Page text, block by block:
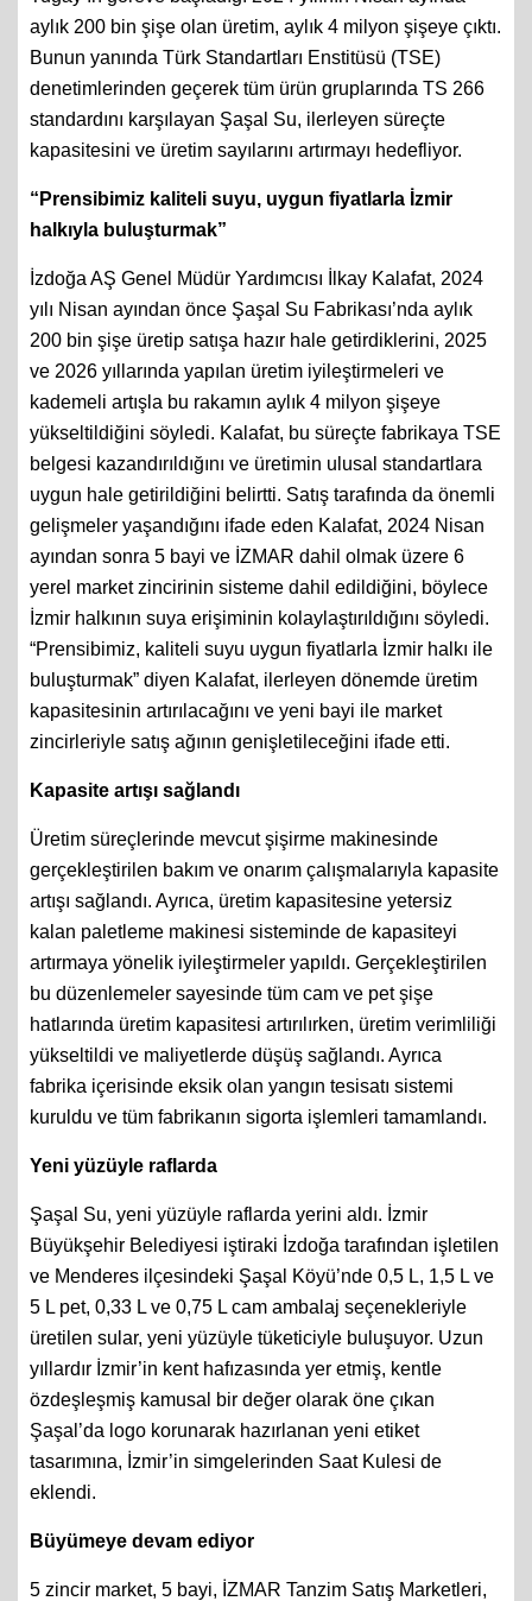
aylık 200 bin şişe olan üretim, aylık 4 milyon şişeye çıktı.
Bunun yanında Türk Standartları Enstitüsü (TSE)
denetimlerinden geçerek tüm ürün gruplarında TS 266
standardını karşılayan Şaşal Su, ilerleyen süreçte
kapasitesini ve üretim sayılarını artırmayı hedefliyor.
“Prensibimiz kaliteli suyu, uygun fiyatlarla İzmir
halkıyla buluşturmak”
İzdoğa AŞ Genel Müdür Yardımcısı İlkay Kalafat, 2024
yılı Nisan ayından önce Şaşal Su Fabrikası’nda aylık
200 bin şişe üretip satışa hazır hale getirdiklerini, 2025
ve 2026 yıllarında yapılan üretim iyileştirmeleri ve
kademeli artışla bu rakamın aylık 4 milyon şişeye
yükseltildiğini söyledi. Kalafat, bu süreçte fabrikaya TSE
belgesi kazandırıldığını ve üretimin ulusal standartlara
uygun hale getirildiğini belirtti. Satış tarafında da önemli
gelişmeler yaşandığını ifade eden Kalafat, 2024 Nisan
ayından sonra 5 bayi ve İZMAR dahil olmak üzere 6
yerel market zincirinin sisteme dahil edildiğini, böylece
İzmir halkının suya erişiminin kolaylaştırıldığını söyledi.
“Prensibimiz, kaliteli suyu uygun fiyatlarla İzmir halkı ile
buluşturmak” diyen Kalafat, ilerleyen dönemde üretim
kapasitesinin artırılacağını ve yeni bayi ile market
zincirleriyle satış ağının genişletileceğini ifade etti.
Kapasite artışı sağlandı
Üretim süreçlerinde mevcut şişirme makinesinde
gerçekleştirilen bakım ve onarım çalışmalarıyla kapasite
artışı sağlandı. Ayrıca, üretim kapasitesine yetersiz
kalan paletleme makinesi sisteminde de kapasiteyi
artırmaya yönelik iyileştirmeler yapıldı. Gerçekleştirilen
bu düzenlemeler sayesinde tüm cam ve pet şişe
hatlarında üretim kapasitesi artırılırken, üretim verimliliği
yükseltildi ve maliyetlerde düşüş sağlandı. Ayrıca
fabrika içerisinde eksik olan yangın tesisatı sistemi
kuruldu ve tüm fabrikanın sigorta işlemleri tamamlandı.
Yeni yüzüyle raflarda
Şaşal Su, yeni yüzüyle raflarda yerini aldı. İzmir
Büyükşehir Belediyesi iştiraki İzdoğa tarafından işletilen
ve Menderes ilçesindeki Şaşal Köyü’nde 0,5 L, 1,5 L ve
5 L pet, 0,33 L ve 0,75 L cam ambalaj seçenekleriyle
üretilen sular, yeni yüzüyle tüketiciyle buluşuyor. Uzun
yıllardır İzmir’in kent hafızasında yer etmiş, kentle
özdeşleşmiş kamusal bir değer olarak öne çıkan
Şaşal’da logo korunarak hazırlanan yeni etiket
tasarımına, İzmir’in simgelerinden Saat Kulesi de
eklendi.
Büyümeye devam ediyor
5 zincir market, 5 bayi, İZMAR Tanzim Satış Marketleri,